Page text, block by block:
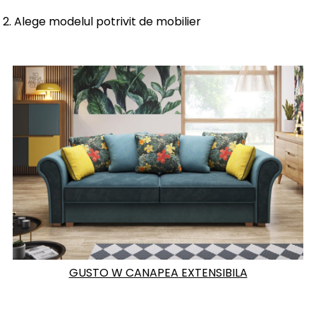
2. Alege modelul potrivit de mobilier
GUSTO W CANAPEA EXTENSIBILA